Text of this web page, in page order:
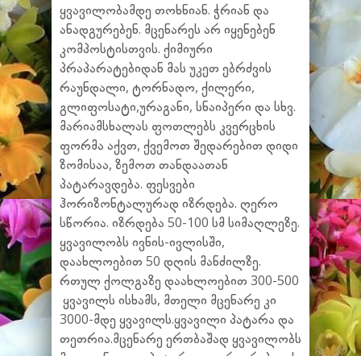
ყვავილობამდე თოხნიან. ჭრიან და
ანადგურებენ. მცენარეს არ იყენებენ
კომპოსტისთვის. ქიმიური
პრაპარატებიდან მას უკეთ ებრძვის
რაუნდალი, ტორნადო, ქილერი,
გლიფოსატი,ურაგანი, სნაიპერი და სხვ.
მარიამსხალას ფოთლებს კვერცხის
ფორმა აქვთ, ქვემოთ შედარებით დიდი
ზომისაა, ზემოთ თანდაათან
პატარავდება. ფესვები
ჰორიზონტალურად იზრდება. ღერო
სწორია. იზრდება 50-100 სმ სიმაღლეზე.
ყვავილობს ივნის-ივლისში,
დაახლოებით 50 დღის მანძილზე.
რთულ ქოლგაზე დაახლოებით 300-500
ყვავილს ისხამს, მთელი მცენარე კი
3000-მდე ყვავილს.ყვავილი პატარა და
თეთრია.მცენარე ერთბაშად ყვავილობს